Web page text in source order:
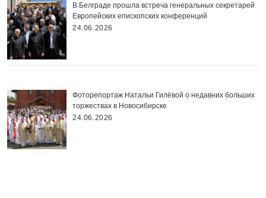
В Белграде прошла встреча генеральных секретарей
Европейских епископских конференций
24.06.2026
Фоторепортаж Натальи Гилёвой о недавних больших
торжествах в Новосибирске
24.06.2026